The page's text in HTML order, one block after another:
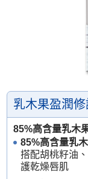
乳木果盈潤
85%高含量乳木
85%高含量乳
搭配胡桃籽油
護乾燥唇肌